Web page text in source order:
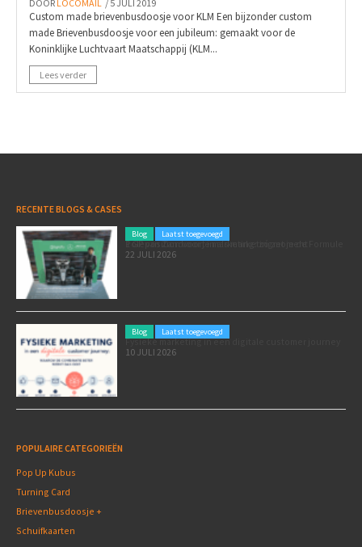
DOOR LOCOMAIL / 5 JULI 2019
Custom made brievenbusdoosje voor KLM Een bijzonder custom
made Brievenbusdoosje voor een jubileum: gemaakt voor de
Koninklijke Luchtvaart Maatschappij (KLM...
Lees verder
RECENTE BLOGS & CASES
Blog Laatst toegevoegd
Poleposition voor je marketing: zó zet je de Formule 1 GP van Zandvoort in als marketingmoment
22 JULI 2026
Blog Laatst toegevoegd
Fysieke marketing in een digitale customer journey
10 JULI 2026
POPULAIRE CATEGORIEËN
Pop Up Kubus
Turning Card
Brievenbusdoosje +
Schuifkaarten